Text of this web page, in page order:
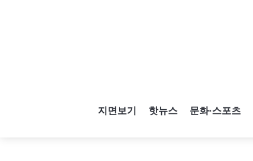
지면보기 핫뉴스 문화·스포츠